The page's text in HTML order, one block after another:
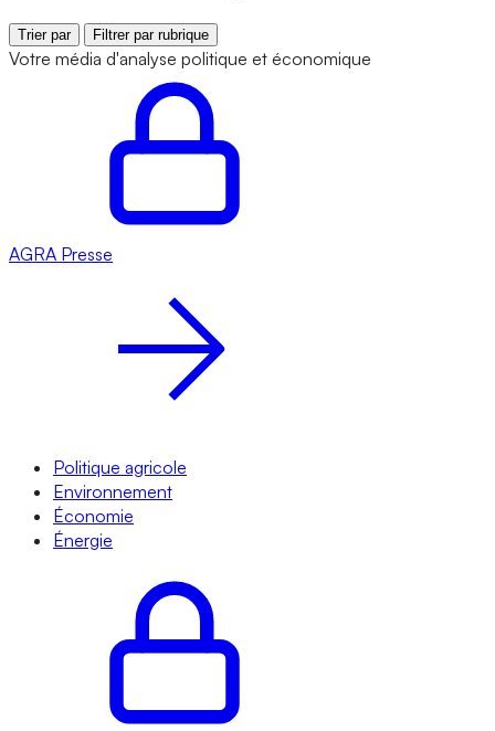
Trier par Filtrer par rubrique
Votre média d'analyse politique et économique
AGRA Presse
Politique agricole
Environnement
Économie
Énergie